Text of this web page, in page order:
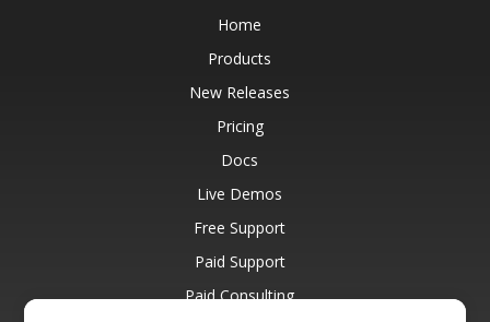
Home
Products
New Releases
Pricing
Docs
Live Demos
Free Support
Paid Support
Paid Consulting